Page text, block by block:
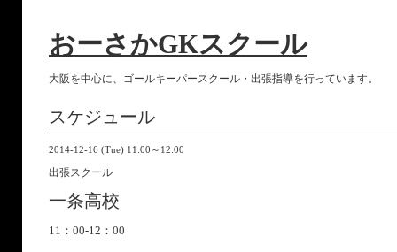
おーさかGKスクール
大阪を中心に、ゴールキーパースクール・出張指導を行っています。
スケジュール
2014-12-16 (Tue) 11:00～12:00
出張スクール
一条高校
11：00-12：00